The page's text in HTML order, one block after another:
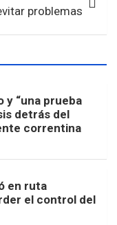
problemas
y “una prueba
detrás del
correntina
en ruta
el control del